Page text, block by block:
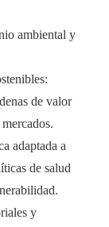
ambiental y
de valor
adaptada a
de salud
y